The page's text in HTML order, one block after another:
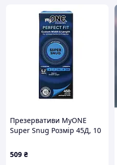
Презервативи MyONE
Super Snug Розмір 45Д, 10
509 ₴